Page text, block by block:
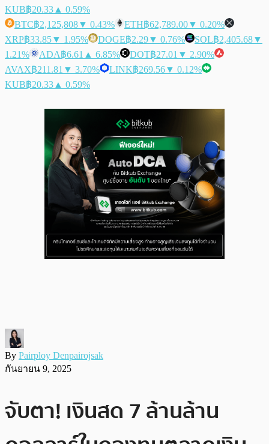
KUB฿20.33 ▲ 0.59%
BTC฿2,125,808▼ 0.43% ETH฿62,789.00▼ 0.20%
XRP฿33.85▼ 1.95% DOGE฿2.29▼ 0.76% SOL฿2,405.68▼
1.21%
ADA฿6.61 ▲ 6.85% DOT฿27.01 ▼ 2.90%
AVAX฿211.81 ▼ 3.70% LINK฿269.56▼ 0.12%
KUB฿20.33 ▲ 0.59%
By Pairploy Denpairojsak
กันยายน 9, 2025
จับตา! เงินสด 7 ล้านล้าน